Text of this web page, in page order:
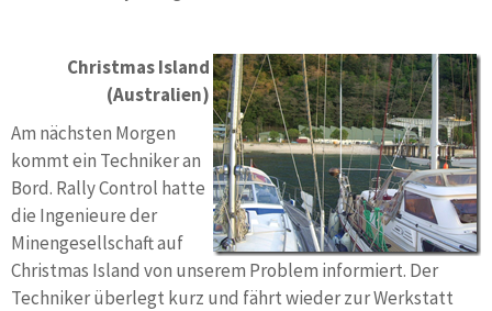
Christmas Island
(Australien)
Am nächsten Morgen
kommt ein Techniker an
Bord. Rally Control hatte
die Ingenieure der
Minengesellschaft auf
Christmas Island von unserem Problem informiert. Der
Techniker überlegt kurz und fährt wieder zur Werkstatt